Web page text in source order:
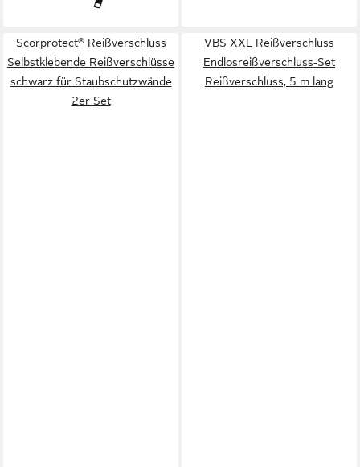
Scorprotect® Reißverschluss
Selbstklebende Reißverschlüsse
schwarz für Staubschutzwände
2er Set
VBS XXL Reißverschluss
Endlosreißverschluss-Set
Reißverschluss, 5 m lang